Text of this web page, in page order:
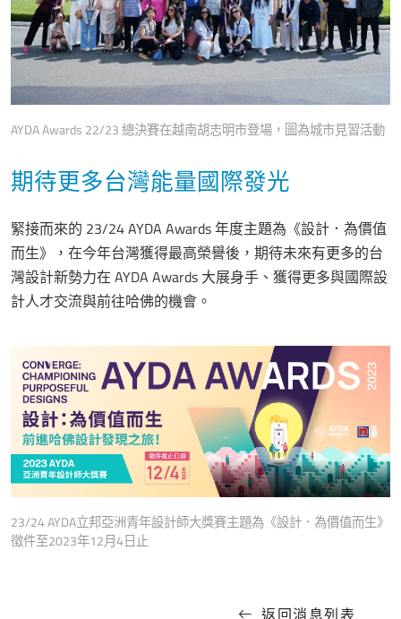
AYDA Awards 22/23 總決賽在越南胡志明市登場，圖為城市見習活動
期待更多台灣能量國際發光
緊接而來的 23/24 AYDA Awards 年度主題為《設計．為價值
而生》，在今年台灣獲得最高榮譽後，期待未來有更多的台
灣設計新勢力在 AYDA Awards 大展身手、獲得更多與國際設
計人才交流與前往哈佛的機會。
23/24 AYDA立邦亞洲青年設計師大獎賽主題為《設計．為價值而生》
徵件至2023年12月4日止
返回消息列表